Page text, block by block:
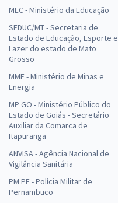
MEC - Ministério da Educação
SEDUC/MT - Secretaria de
Estado de Educação, Esporte e
Lazer do estado de Mato
Grosso
MME - Ministério de Minas e
Energia
MP GO - Ministério Público do
Estado de Goiás - Secretário
Auxiliar da Comarca de
Itapuranga
ANVISA - Agência Nacional de
Vigilância Sanitária
PM PE - Polícia Militar de
Pernambuco